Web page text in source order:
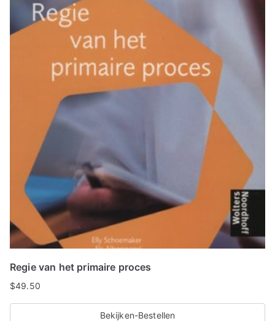
Regie van het primaire proces
$49.50
Bekijken-Bestellen